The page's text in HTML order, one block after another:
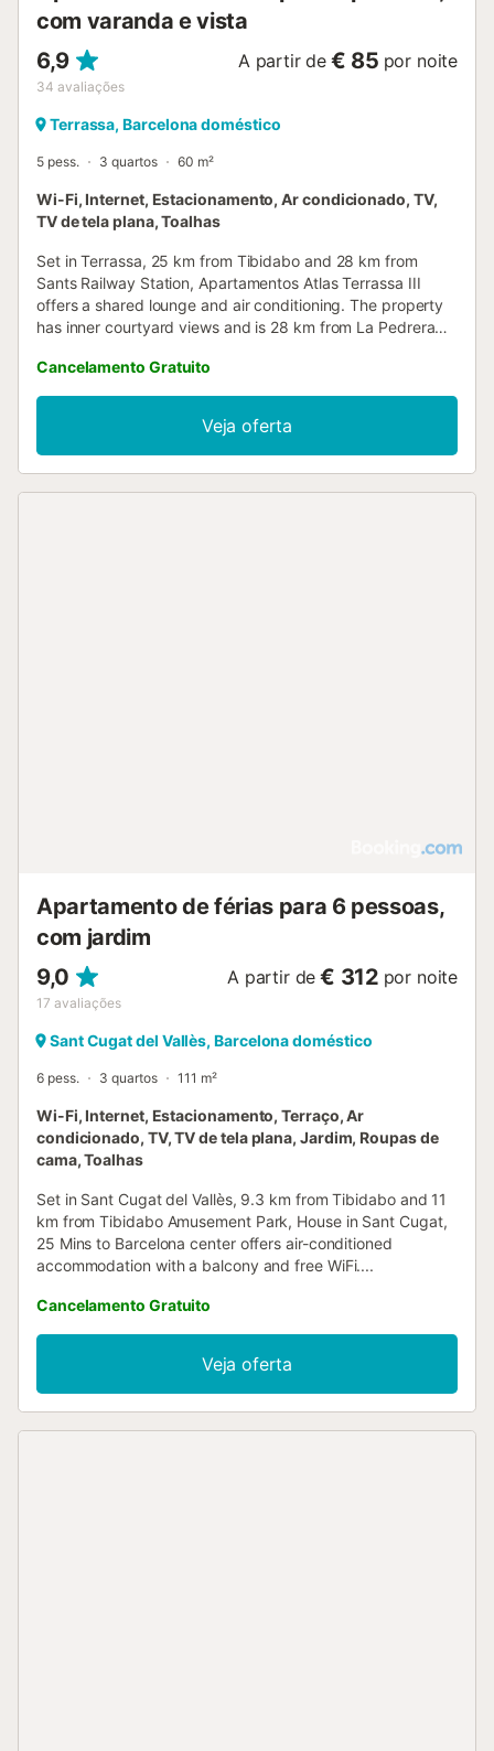
com varanda e vista
6,9
34 avaliações
A partir de € 85 por noite
Terrassa, Barcelona doméstico
5 pess. 3 quartos 60 m²
Wi-Fi, Internet, Estacionamento, Ar condicionado, TV,
TV de tela plana, Toalhas
Set in Terrassa, 25 km from Tibidabo and 28 km from
Sants Railway Station, Apartamentos Atlas Terrassa III
offers a shared lounge and air conditioning. The property
has inner courtyard views and is 28 km from La Pedrera
Cancelamento Gratuito
Veja oferta
Apartamento de férias para 6 pessoas,
com jardim
9,0
17 avaliações
A partir de € 312 por noite
Sant Cugat del Vallès, Barcelona doméstico
6 pess. 3 quartos 111 m²
Wi-Fi, Internet, Estacionamento, Terraço, Ar
condicionado, TV, TV de tela plana, Jardim, Roupas de
cama, Toalhas
Set in Sant Cugat del Vallès, 9.3 km from Tibidabo and 11
km from Tibidabo Amusement Park, House in Sant Cugat,
25 Mins to Barcelona center offers air-conditioned
accommodation with a balcony and free WiFi....
Cancelamento Gratuito
Veja oferta